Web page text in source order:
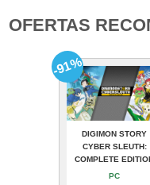
OFERTAS
DIGIMON STORY
CYBER SLEUTH:
COMPLETE
PC
-91%